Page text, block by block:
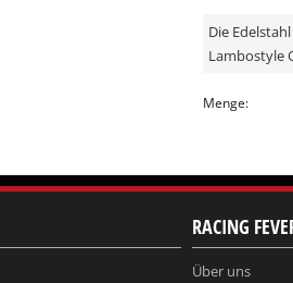
Die
Lambostyle
Menge:
RACING
Über uns